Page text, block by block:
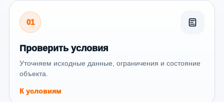
01
Проверить условия
Уточняем исходные данные, ограничения и состояние
объекта.
К условиям